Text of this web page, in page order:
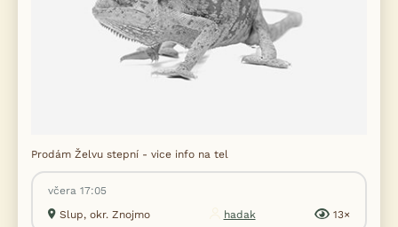
Prodám Želvu stepní - vice info na tel
včera 17:05
Slup, okr. Znojmo
hadak 13×